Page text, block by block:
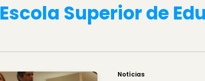
Escola Superior de
Notícias